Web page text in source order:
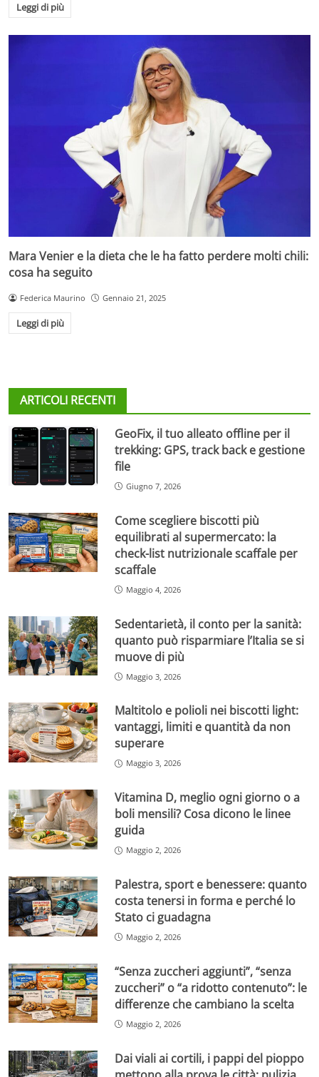
Leggi di più
Mara Venier e la dieta che le ha fatto perdere molti chili:
cosa ha seguito
Federica Maurino Gennaio 21, 2025
Leggi di più
ARTICOLI RECENTI
GeoFix, il tuo alleato offline per il
trekking: GPS, track back e gestione
file
Giugno 7, 2026
Come scegliere biscotti più
equilibrati al supermercato: la
check-list nutrizionale scaffale per
scaffale
Maggio 4, 2026
Sedentarietà, il conto per la sanità:
quanto può risparmiare l’Italia se si
muove di più
Maggio 3, 2026
Maltitolo e polioli nei biscotti light:
vantaggi, limiti e quantità da non
superare
Maggio 3, 2026
Vitamina D, meglio ogni giorno o a
boli mensili? Cosa dicono le linee
guida
Maggio 2, 2026
Palestra, sport e benessere: quanto
costa tenersi in forma e perché lo
Stato ci guadagna
Maggio 2, 2026
“Senza zuccheri aggiunti”, “senza
zuccheri” o “a ridotto contenuto”: le
differenze che cambiano la scelta
Maggio 2, 2026
Dai viali ai cortili, i pappi del pioppo